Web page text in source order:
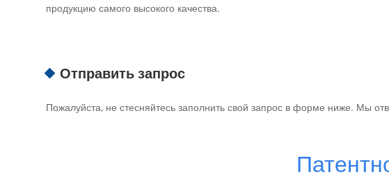
продукцию самого высокого качества.
Отправить запрос
Пожалуйста, не стесняйтесь заполнить свой запрос в форме ниже. Мы
Патентное